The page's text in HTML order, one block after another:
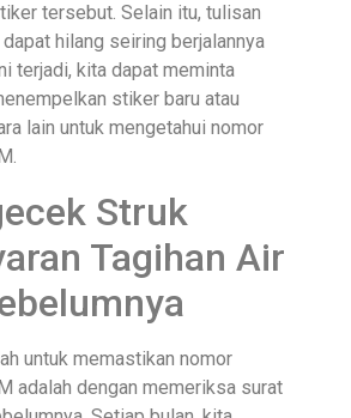
tersebut. Selain itu, tulisan
hilang seiring berjalannya
terjadi, kita dapat meminta
stiker baru atau
lain untuk mengetahui nomor
Struk
Tagihan Air
untuk memastikan nomor
adalah dengan memeriksa surat